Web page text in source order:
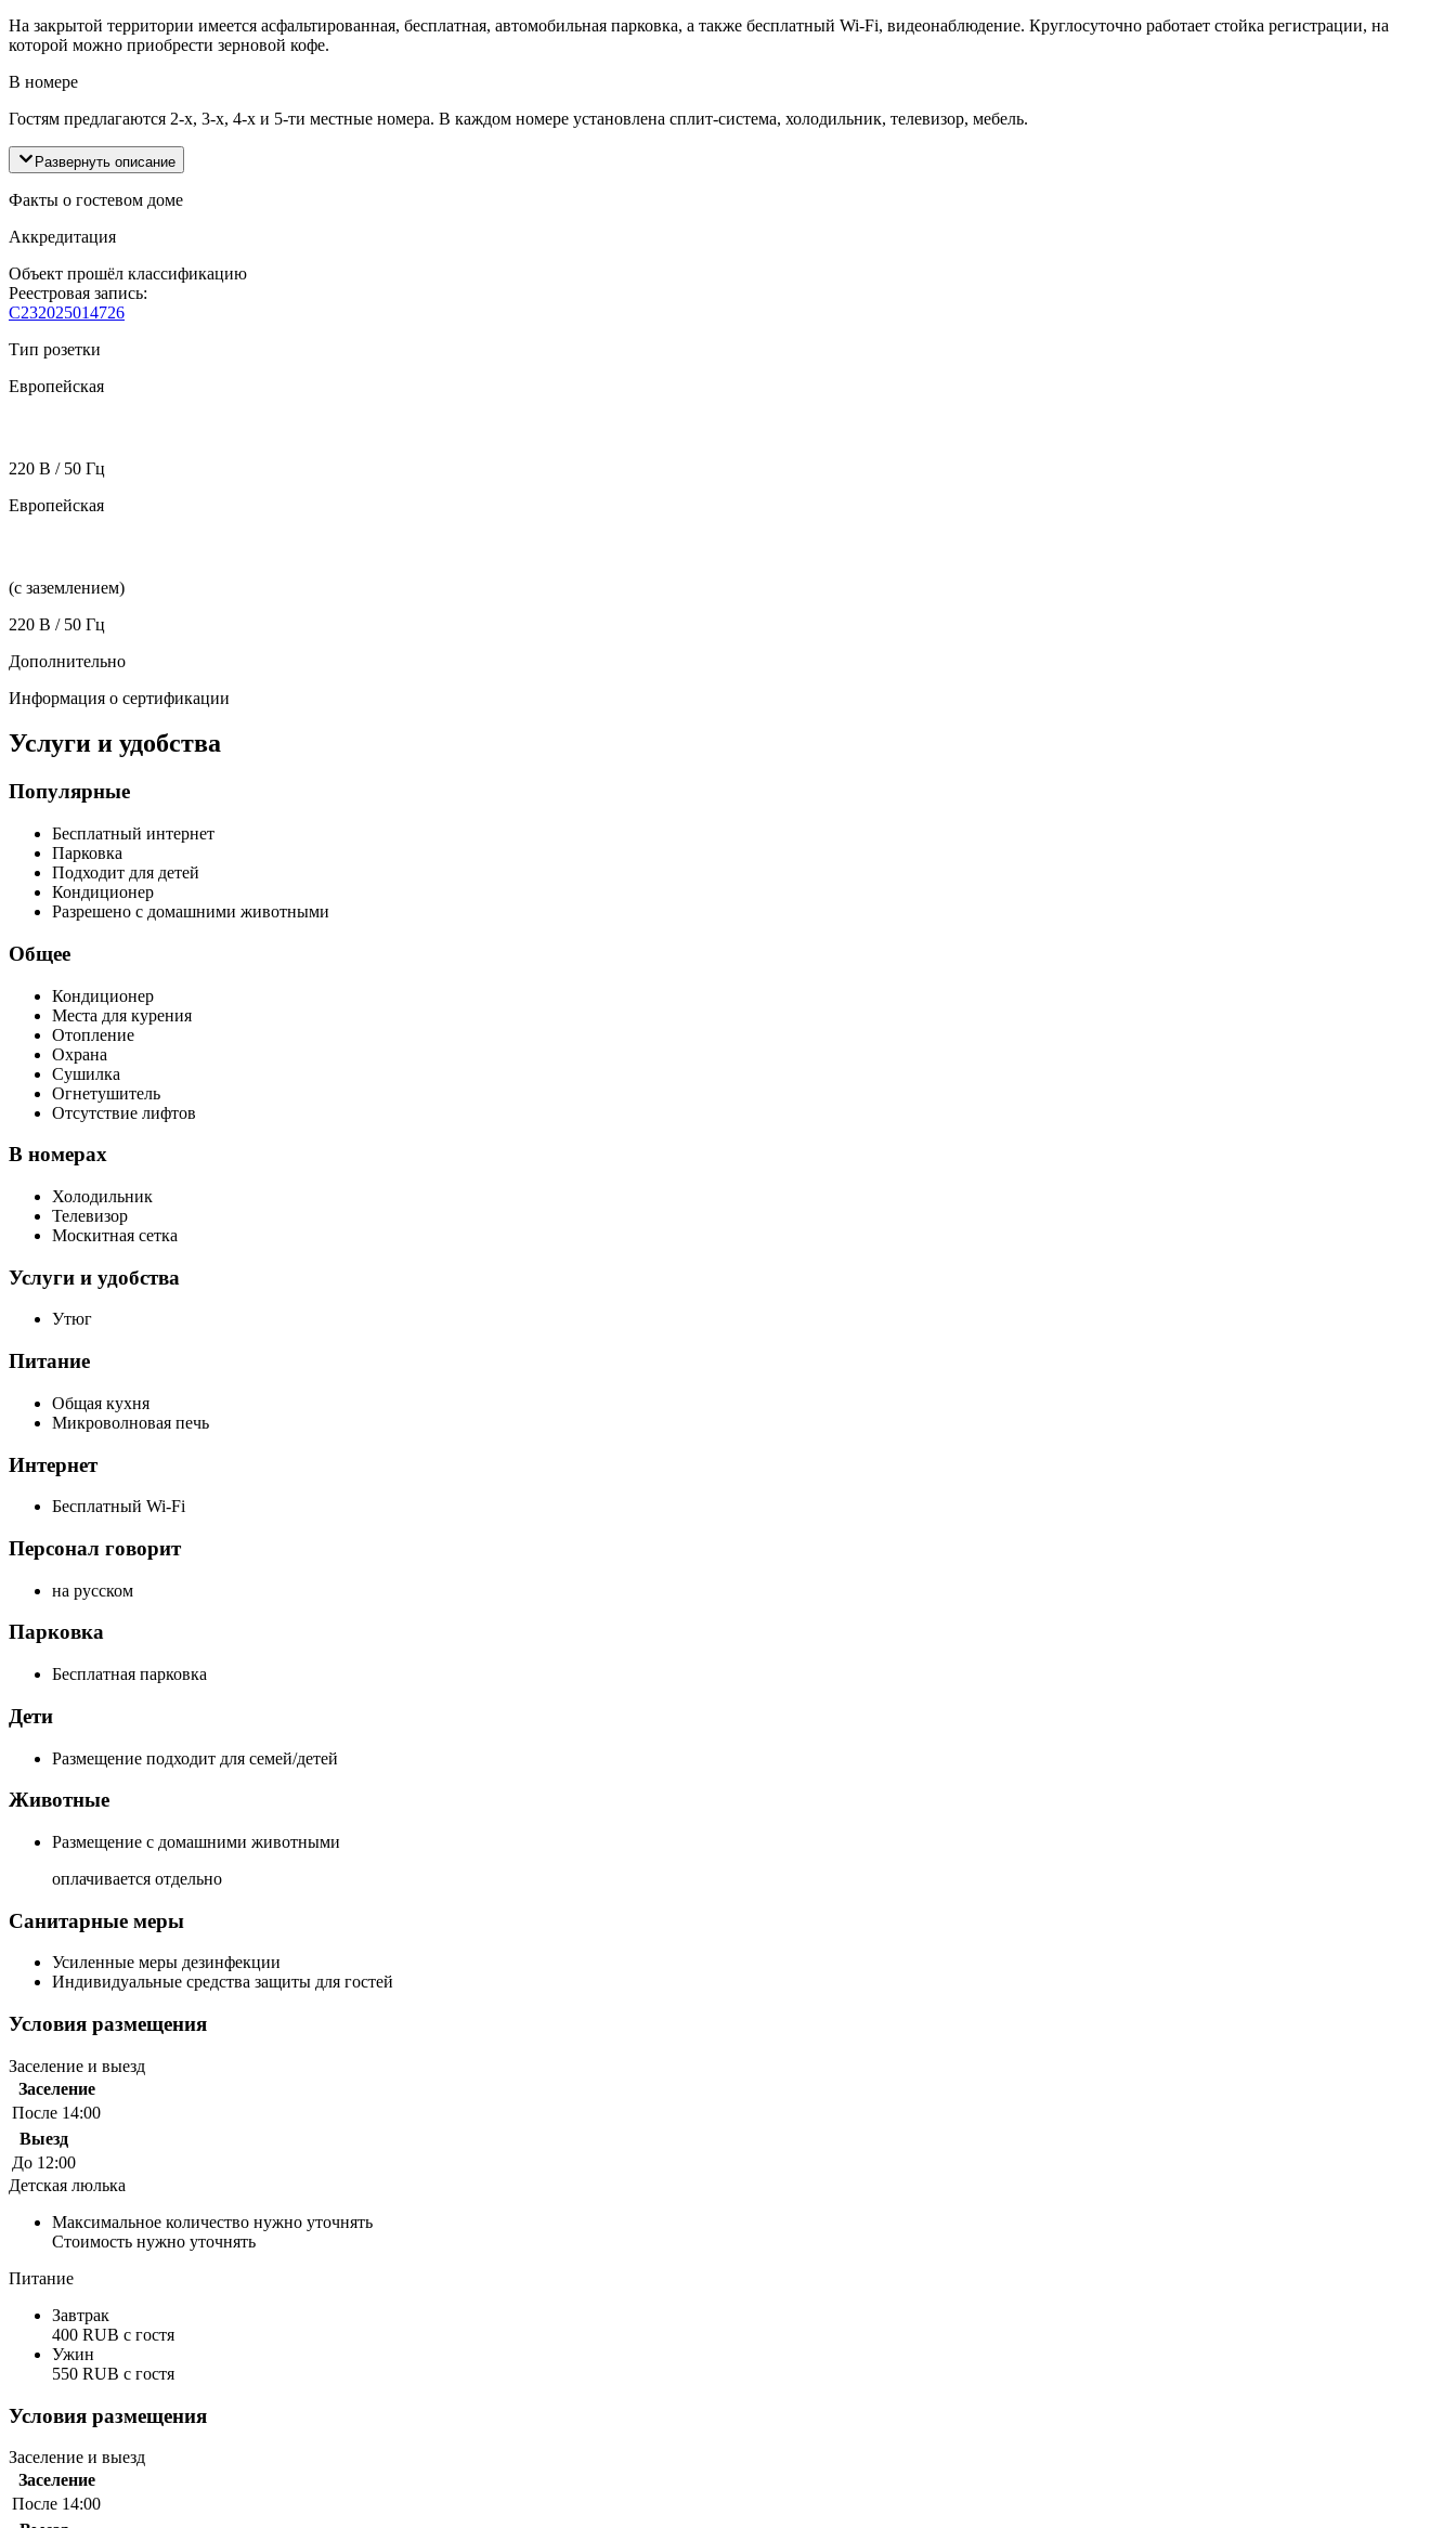
На закрытой территории имеется асфальтированная, бесплатная, автомобильная парковка, а также бесплатный Wi-Fi, видеонаблюдение. Круглосуточно работает стойка регистрации, на
которой можно приобрести зерновой кофе.
В номере
Гостям предлагаются 2-х, 3-х, 4-х и 5-ти местные номера. В каждом номере установлена сплит-система, холодильник, телевизор, мебель.
Развернуть описание
Факты о гостевом доме
Аккредитация
Объект прошёл классификацию
Реестровая запись:
С232025014726
Тип розетки
Европейская
220 В / 50 Гц
Европейская
(с заземлением)
220 В / 50 Гц
Дополнительно
Информация о сертификации
Услуги и удобства
Популярные
Бесплатный интернет
Парковка
Подходит для детей
Кондиционер
Разрешено с домашними животными
Общее
Кондиционер
Места для курения
Отопление
Охрана
Сушилка
Огнетушитель
Отсутствие лифтов
В номерах
Холодильник
Телевизор
Москитная сетка
Услуги и удобства
Утюг
Питание
Общая кухня
Микроволновая печь
Интернет
Бесплатный Wi-Fi
Персонал говорит
на русском
Парковка
Бесплатная парковка
Дети
Размещение подходит для семей/детей
Животные
Размещение с домашними животными
оплачивается отдельно
Санитарные меры
Усиленные меры дезинфекции
Индивидуальные средства защиты для гостей
Условия размещения
Заселение и выезд
Заселение
После 14:00
Выезд
До 12:00
Детская люлька
Максимальное количество нужно уточнять
Стоимость нужно уточнять
Питание
Завтрак
400 RUB c гостя
Ужин
550 RUB c гостя
Условия размещения
Заселение и выезд
Заселение
После 14:00